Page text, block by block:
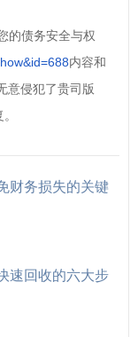
的债务安全与权
内容和
意侵犯了贵司版
财务损失的关键
速回收的六大步